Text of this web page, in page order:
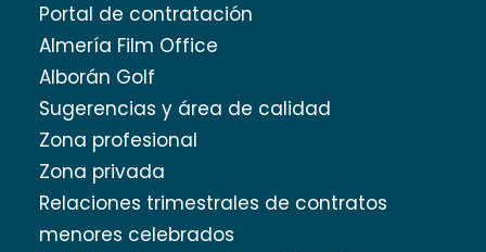
Portal de contratación
Almería Film Office
Alborán Golf
Sugerencias y área de calidad
Zona profesional
Zona privada
Relaciones trimestrales de contratos
menores celebrados